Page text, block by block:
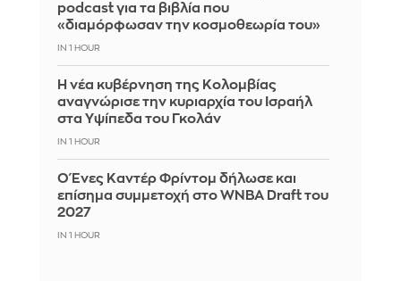
podcast για τα βιβλία που
«διαμόρφωσαν την κοσμοθεωρία του»
IN 1 HOUR
Η νέα κυβέρνηση της Κολομβίας
αναγνώρισε την κυριαρχία του Ισραήλ
στα Υψίπεδα του Γκολάν
IN 1 HOUR
Ο Ένες Καντέρ Φρίντομ δήλωσε και
επίσημα συμμετοχή στο WNBA Draft του
2027
IN 1 HOUR